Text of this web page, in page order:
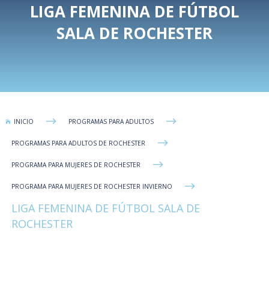
LIGA FEMENINA DE FÚTBOL
SALA DE ROCHESTER
 INICIO $ PROGRAMAS PARA ADULTOS $
PROGRAMAS PARA ADULTOS DE ROCHESTER $
PROGRAMA PARA MUJERES DE ROCHESTER $
PROGRAMA PARA MUJERES DE ROCHESTER INVIERNO $
LIGA FEMENINA DE FÚTBOL SALA DE
ROCHESTER